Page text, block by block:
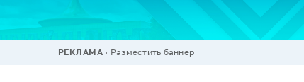
РЕКЛАМА Разместить баннер